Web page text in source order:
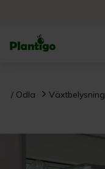
/ Odla Växtbelysning